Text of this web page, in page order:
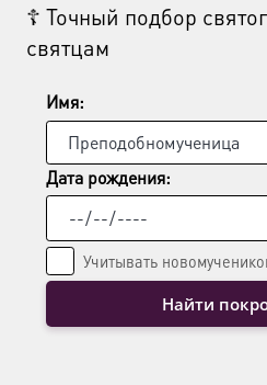
☦ Точный подбор
святцам
Имя:
Дата рождения:
Учитывать
Найти